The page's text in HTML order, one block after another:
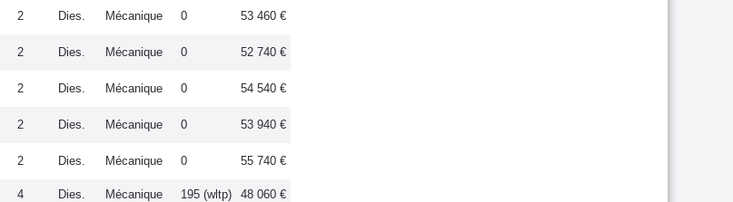
2 Dies. Mécanique 0 53 460 €
2 Dies. Mécanique 0 52 740 €
2 Dies. Mécanique 0 54 540 €
2 Dies. Mécanique 0 53 940 €
2 Dies. Mécanique 0 55 740 €
4 Dies. Mécanique 195 (wltp) 48 060 €